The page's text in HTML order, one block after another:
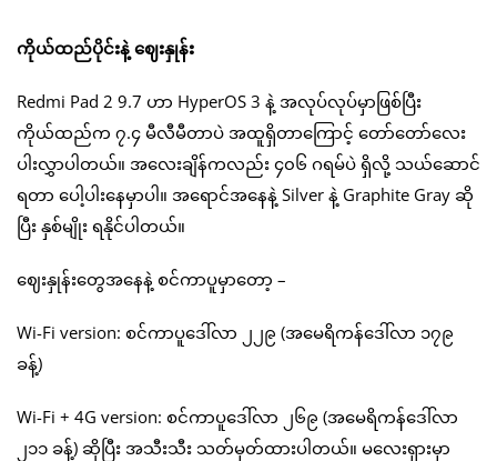
ကိုယ်ထည်ပိုင်းနဲ့ ဈေးနှုန်း
Redmi Pad 2 9.7 ဟာ HyperOS 3 နဲ့ အလုပ်လုပ်မှာဖြစ်ပြီး
ကိုယ်ထည်က ၇.၄ မီလီမီတာပဲ အထူရှိတာကြောင့် တော်တော်လေး
ပါးလွှာပါတယ်။ အလေးချိန်ကလည်း ၄၀၆ ဂရမ်ပဲ ရှိလို့ သယ်ဆောင်
ရတာ ပေါ့ပါးနေမှာပါ။ အရောင်အနေနဲ့ Silver နဲ့ Graphite Gray ဆို
ပြီး နှစ်မျိုး ရနိုင်ပါတယ်။
ဈေးနှုန်းတွေအနေနဲ့ စင်ကာပူမှာတော့ –
Wi-Fi version: စင်ကာပူဒေါ်လာ ၂၂၉ (အမေရိကန်ဒေါ်လာ ၁၇၉
ခန့်)
Wi-Fi + 4G version: စင်ကာပူဒေါ်လာ ၂၆၉ (အမေရိကန်ဒေါ်လာ
၂၁၁ ခန့်) ဆိုပြီး အသီးသီး သတ်မှတ်ထားပါတယ်။ မလေးရှားမှာ